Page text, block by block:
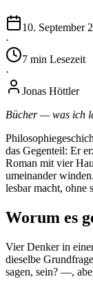
10. September
·
7 min Lesezeit
·
Jonas Höttler
Bücher — was ich
das Gegenteil: Er
Roman mit vier
umeinander
lesbar macht, ohne
Worum es
Vier Denker in
dieselbe
sagen, sein? —,